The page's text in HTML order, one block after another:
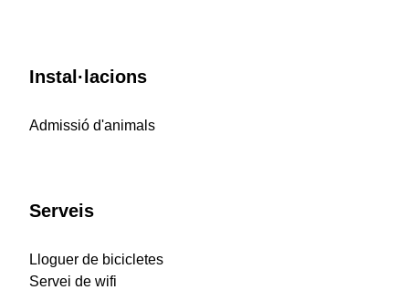
Instal·lacions
Admissió d'animals
Serveis
Lloguer de bicicletes
Servei de wifi